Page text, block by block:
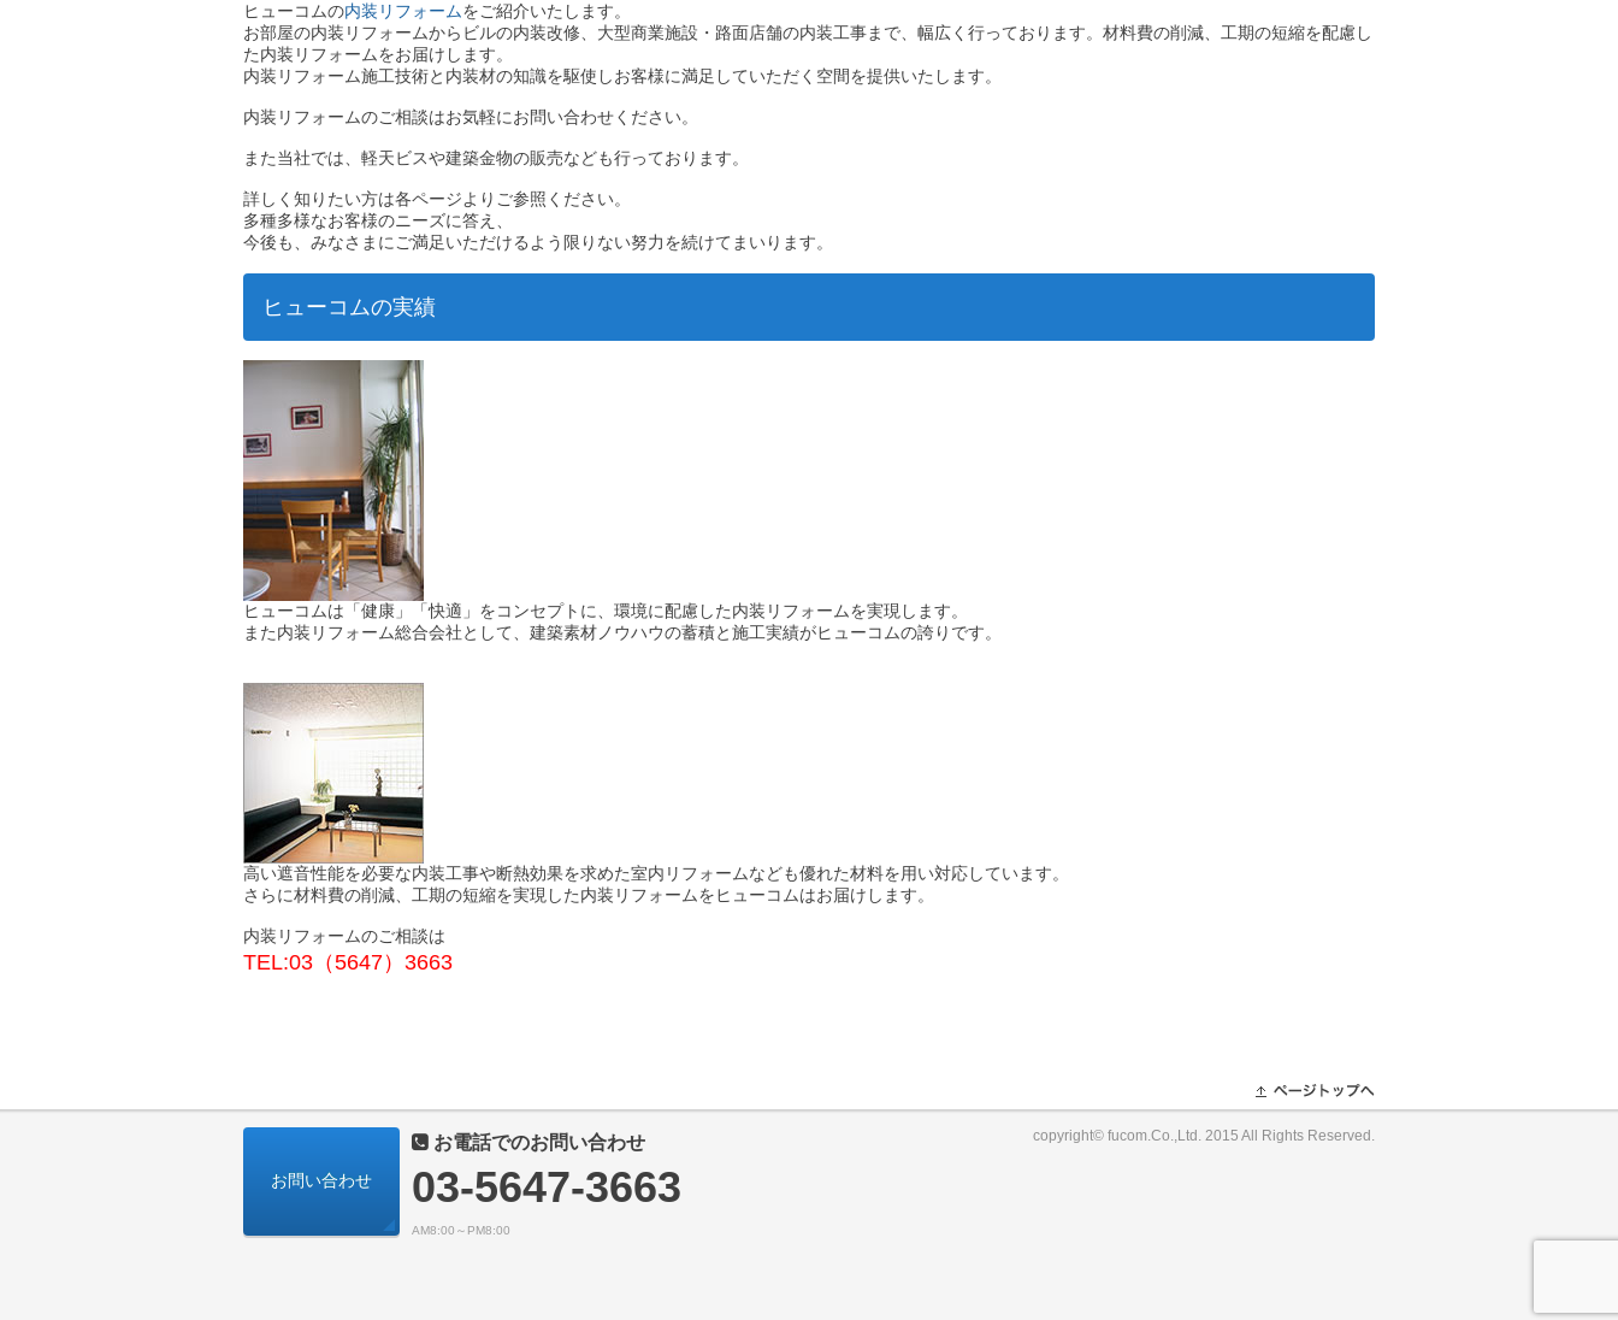
ヒューコムの内装リフォームをご紹介いたします。
お部屋の内装リフォームからビルの内装改修、大型商業施設・路面店舗の内装工事まで、幅広く行っております。材料費の削減、工期の短縮を配慮し
た内装リフォームをお届けします。
内装リフォーム施工技術と内装材の知識を駆使しお客様に満足していただく空間を提供いたします。
内装リフォームのご相談はお気軽にお問い合わせください。
また当社では、軽天ビスや建築金物の販売なども行っております。
詳しく知りたい方は各ページよりご参照ください。
多種多様なお客様のニーズに答え、
今後も、みなさまにご満足いただけるよう限りない努力を続けてまいります。
ヒューコムの実績
ヒューコムは「健康」「快適」をコンセプトに、環境に配慮した内装リフォームを実現します。
また内装リフォーム総合会社として、建築素材ノウハウの蓄積と施工実績がヒューコムの誇りです。
高い遮音性能を必要な内装工事や断熱効果を求めた室内リフォームなども優れた材料を用い対応しています。
さらに材料費の削減、工期の短縮を実現した内装リフォームをヒューコムはお届けします。
内装リフォームのご相談は
TEL:03（5647）3663
お問い合わせ
お電話でのお問い合わせ
03-5647-3663
AM8:00～PM8:00
copyright© fucom.Co.,Ltd. 2015 All Rights Reserved.